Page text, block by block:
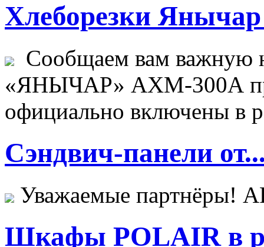
Хлеборезки Янычар
Сообщаем вам важную
«ЯНЫЧАР» АХМ-300А
официально включены в
Сэндвич-панели
Уважаемые
Шкафы POLAIR в